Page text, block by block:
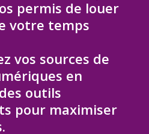
permis de louer
votre temps
vos sources de
en
outils
pour maximiser